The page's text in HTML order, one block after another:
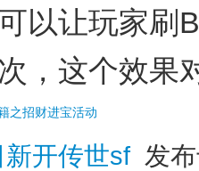
以让玩家刷
，这个效果
之招财进宝活动
新开传世sf 发